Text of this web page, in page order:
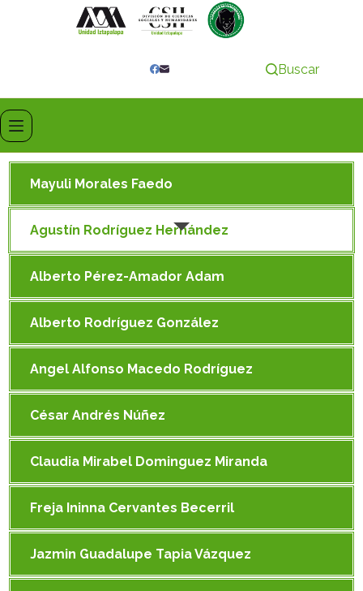
Buscar
Mayuli Morales Faedo
Agustín Rodríguez Hernández
Alberto Pérez-Amador Adam
Alberto Rodríguez González
Angel Alfonso Macedo Rodríguez
César Andrés Núñez
Claudia Mirabel Dominguez Miranda
Freja Ininna Cervantes Becerril
Jazmin Guadalupe Tapia Vázquez